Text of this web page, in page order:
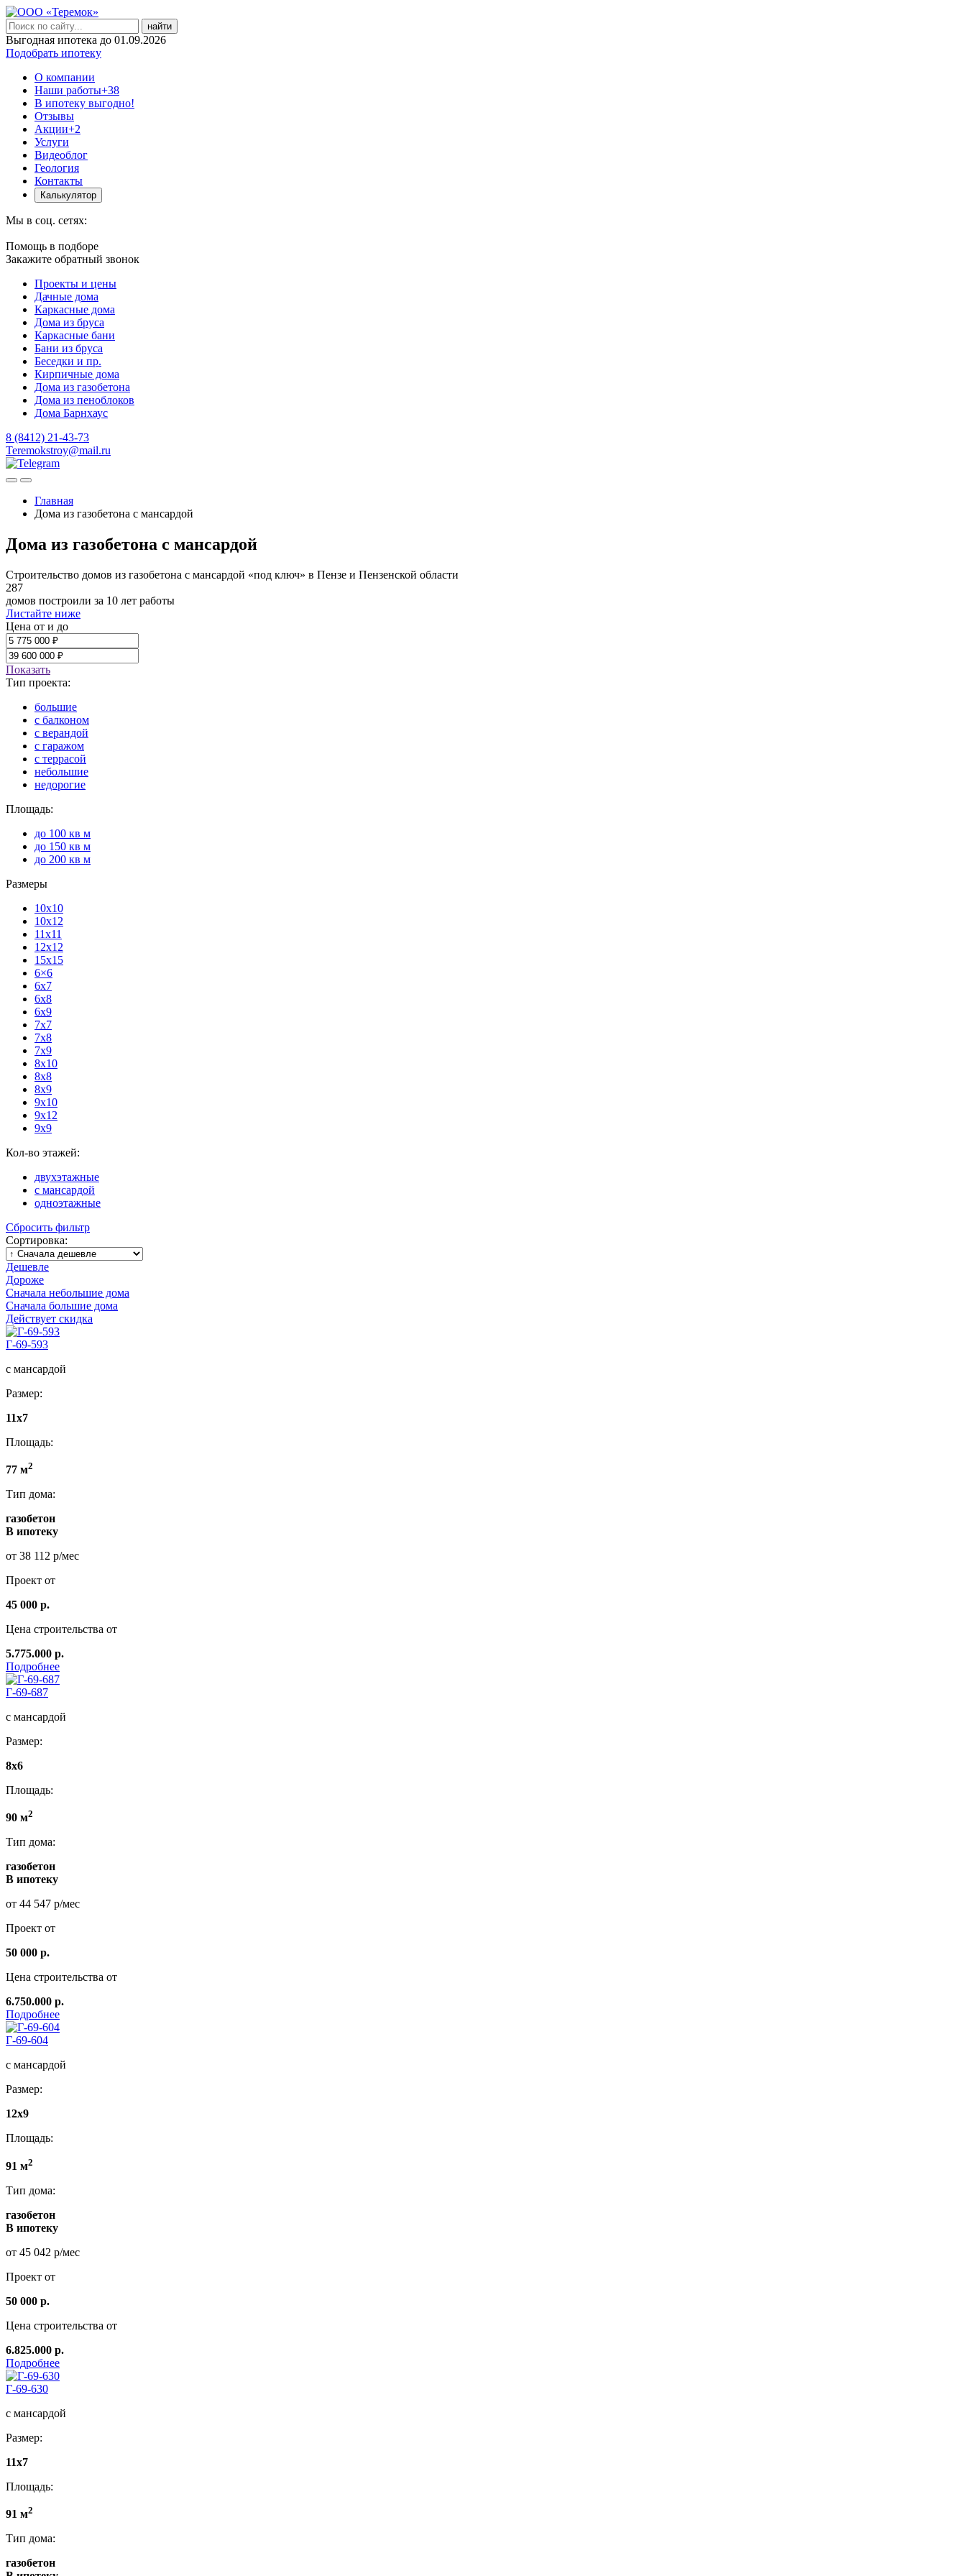
найти
Выгодная ипотека до 01.09.2026
Подобрать ипотеку
О компании
Наши работы+38
В ипотеку выгодно!
Отзывы
Акции+2
Услуги
Видеоблог
Геология
Контакты
Калькулятор
Мы в соц. сетях:
Помощь в подборе
Закажите обратный звонок
Проекты и цены
Дачные дома
Каркасные дома
Дома из бруса
Каркасные бани
Бани из бруса
Беседки и пр.
Кирпичные дома
Дома из газобетона
Дома из пеноблоков
Дома Барнхаус
8 (8412) 21-43-73
Teremokstroy@mail.ru
Главная
Дома из газобетона с мансардой
Дома из газобетона с мансардой
Строительство домов из газобетона с мансардой «под ключ» в Пензе и Пензенской области
287
домов построили за 10 лет работы
Листайте ниже
Цена от и до
Показать
Тип проекта:
большие
с балконом
с верандой
с гаражом
с террасой
небольшие
недорогие
Площадь:
до 100 кв м
до 150 кв м
до 200 кв м
Размеры
10х10
10х12
11х11
12х12
15х15
6×6
6x7
6x8
6x9
7x7
7x8
7x9
8x10
8x8
8x9
9x10
9x12
9x9
Кол-во этажей:
двухэтажные
с мансардой
одноэтажные
Сбросить фильтр
Сортировка:
Дешевле
Дороже
Сначала небольшие дома
Сначала большие дома
Действует скидка
Г-69-593
с мансардой
Размер:
11х7
Площадь:
77 м2
Тип дома:
газобетон
В ипотеку
от 38 112 р/мес
Проект от
45 000 р.
Цена строительства от
5.775.000 р.
Подробнее
Г-69-687
с мансардой
Размер:
8x6
Площадь:
90 м2
Тип дома:
газобетон
В ипотеку
от 44 547 р/мес
Проект от
50 000 р.
Цена строительства от
6.750.000 р.
Подробнее
Г-69-604
с мансардой
Размер:
12х9
Площадь:
91 м2
Тип дома:
газобетон
В ипотеку
от 45 042 р/мес
Проект от
50 000 р.
Цена строительства от
6.825.000 р.
Подробнее
Г-69-630
с мансардой
Размер:
11x7
Площадь:
91 м2
Тип дома:
газобетон